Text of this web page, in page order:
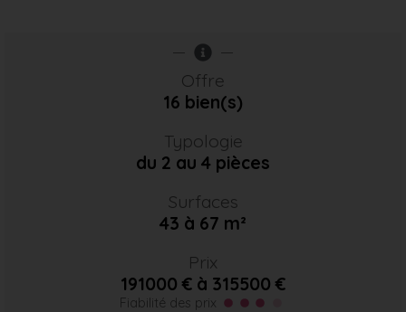
Offre
16 bien(s)
Typologie
du 2 au 4 pièces
Surfaces
43 à 67 m²
Prix
191000 € à 315500 €
Fiabilité des prix